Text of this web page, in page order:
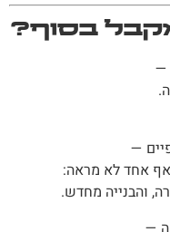
בסוף?
—
—
אחד לא מראה:
והבנייה מחדש.